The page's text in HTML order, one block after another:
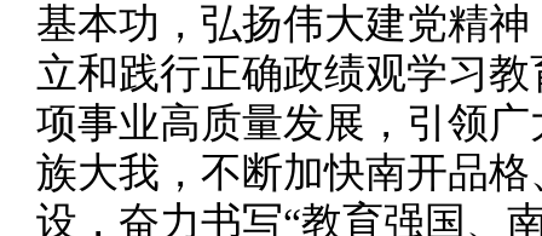
基本功，弘扬伟大建党精
立和践行正确政绩观学习
项事业高质量发展，引领
族大我，不断加快南开品
设，奋力书写“教育强国、